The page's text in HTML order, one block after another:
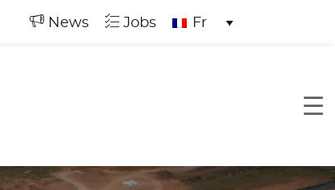
News Jobs Fr